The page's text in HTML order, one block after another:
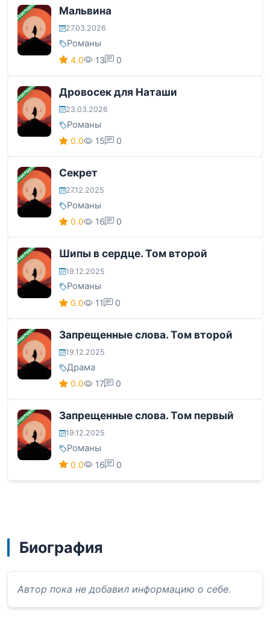
ЗАВЕРШЕНА Мальвина
27.03.2026
Романы
4.0 13 0
ЗАВЕРШЕНА Дровосек для Наташи
23.03.2026
Романы
0.0 15 0
ЗАВЕРШЕНА Секрет
27.12.2025
Романы
0.0 16 0
ЗАВЕРШЕНА Шипы в сердце. Том второй
19.12.2025
Романы
0.0 11 0
ЗАВЕРШЕНА Запрещенные слова. Том второй
19.12.2025
Драма
0.0 17 0
ЗАВЕРШЕНА Запрещенные слова. Том первый
19.12.2025
Романы
0.0 16 0
Биография
Автор пока не добавил информацию о себе.